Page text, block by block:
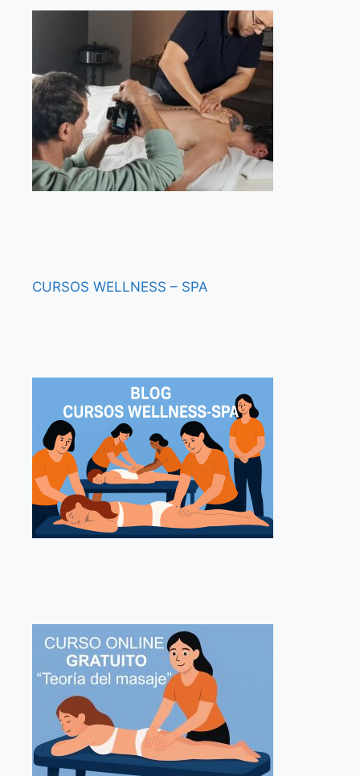
CURSOS WELLNESS – SPA